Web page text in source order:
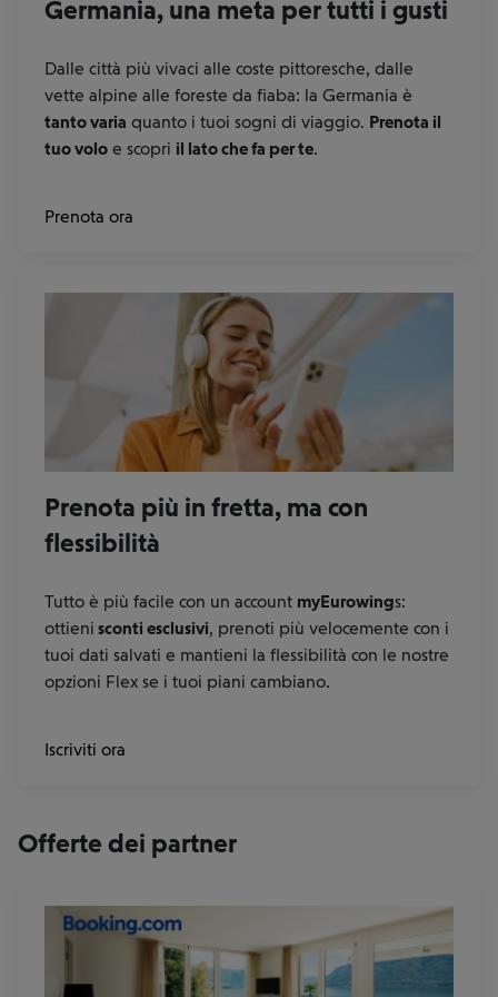
Germania, una meta per tutti i gusti
Dalle città più vivaci alle coste pittoresche, dalle
vette alpine alle foreste da fiaba: la Germania è
tanto varia quanto i tuoi sogni di viaggio. Prenota il
tuo volo e scopri il lato che fa per te.
Prenota ora
Prenota più in fretta, ma con
flessibilità
Tutto è più facile con un account myEurowings:
ottieni sconti esclusivi, prenoti più velocemente con i
tuoi dati salvati e mantieni la flessibilità con le nostre
opzioni Flex se i tuoi piani cambiano.
Iscriviti ora
Offerte dei partner